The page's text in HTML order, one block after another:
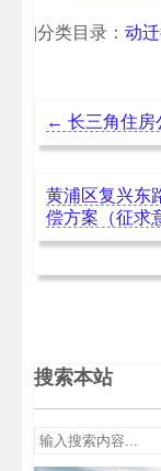
|分类目录： 动
← 长三角住房
黄浦区复兴东
偿方案（征求
搜索本站